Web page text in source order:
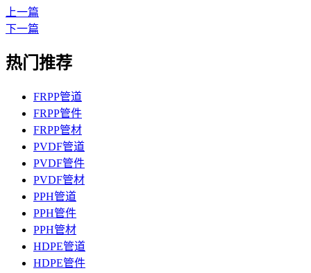
上一篇
下一篇
热门推荐
FRPP管道
FRPP管件
FRPP管材
PVDF管道
PVDF管件
PVDF管材
PPH管道
PPH管件
PPH管材
HDPE管道
HDPE管件